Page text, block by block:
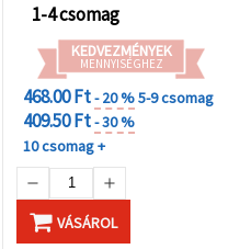
megadhatja
az adott
típusú sütik
kiválasztásával
és a
"Mentés"
kattintva.
Fogadja
el
1-4 csomag
KEDVEZMÉNYEK
MENNYISÉGHEZ
468.00 Ft- 20 %5-9 csomag
409.50 Ft- 30 %
10 csomag +
VÁSÁROL